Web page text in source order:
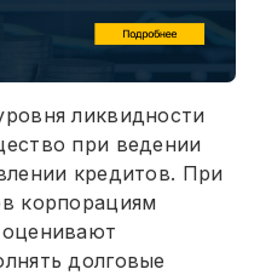
ликвидности
при ведении
кредитов. При
корпорациям
долговые